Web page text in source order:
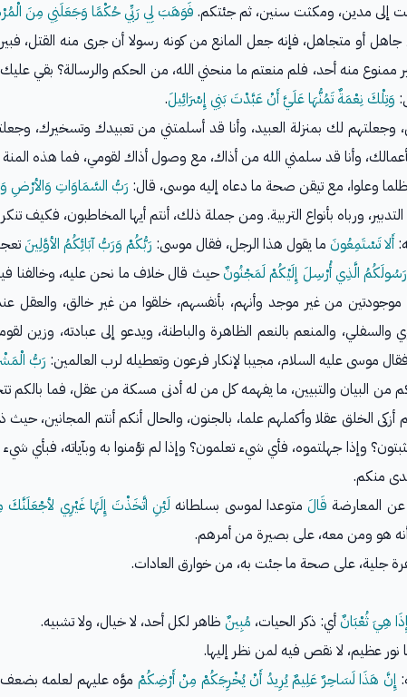
إلى مدين، ومكثت سنين، ثم جئتكم. فَوَهَبَ لِي رَبِّي حُكْمًا وَجَعَلَنِي مِنَ
أو متجاهل، فإنه جعل المانع من كونه رسولا أن جرى منه القتل،
منه أحد، فلم منعتم ما منحني الله، من الحكم والرسالة؟ بقي
وَتِلْكَ نِعْمَةٌ تَمُنُّهَا عَلَيَّ أَنْ عَبَّدْتَ بَنِي إِسْرَائِيلَ.
لك بمنزلة العبيد، وأنا قد أسلمتني من تعبيدك وتسخيرك،
وأنا قد سلمني الله من أذاك، مع وصول أذاك لقومي، فما هذه المنة
ظلما وعلوا، مع تيقن صحة ما دعاه إليه موسى، قال: رَبُّ السَّمَاوَاتِ وَالأرْضِ
ورباه بأنواع التربية. ومن جملة ذلك، أنتم أيها المخاطبون،
أَلا تَسْتَمِعُونَ ما يقول هذا الرجل، فقال موسى: رَبُّكُمْ وَرَبُّ آبَائِكُمُ الأوَّلِينَ
الَّذِي أُرْسِلَ إِلَيْكُمْ لَمَجْنُونٌحيث قال خلاف ما نحن عليه، وخالفنا
موجودتين من غير موجد وأنهم، بأنفسهم، خلقوا من غير خالق،
والمنعم بالنعم الظاهرة والباطنة، ويدعو إلى عبادته، وزين
فقال موسى عليه السلام، مجيبا لإنكار فرعون وتعطيله لرب العالمين: رَبُّ
من البيان والتبيين، ما يفهمه كل من له أدنى مسكة من عقل، فما بالكم
الخلق عقلا وأكملهم علما، بالجنون، والحال أنكم أنتم المجانين،
وإذا جهلتموه، فأي شيء تعلمون؟ وإذا لم تؤمنوا به وبآياته، فبأي شيء -
منكم.
المعارضة قَالَمتوعدا لموسى بسلطانه لَئِنِ اتَّخَذْتَ إِلَهًا غَيْرِي
أنه هو ومن معه، على بصيرة من أمرهم.
جلية، على صحة ما جئت به، من خوارق العادات.
هِيَ ثُعْبَانٌأي: ذكر الحيات، مُبِينٌ ظاهر لكل أحد، لا خيال، ولا تشبيه.
نور عظيم، لا نقص فيه لمن نظر إليها.
إِنَّ هَذَا لَسَاحِرٌ عَلِيمٌ يُرِيدُ أَنْ يُخْرِجَكُمْ مِنْ أَرْضِكُمْ موَّه عليهم لعلمه بضعف